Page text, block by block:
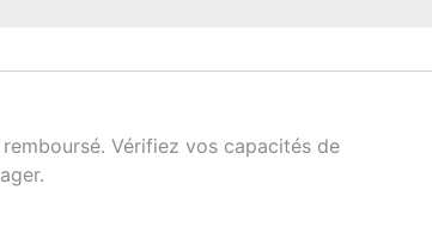
Vérifiez vos capacités de